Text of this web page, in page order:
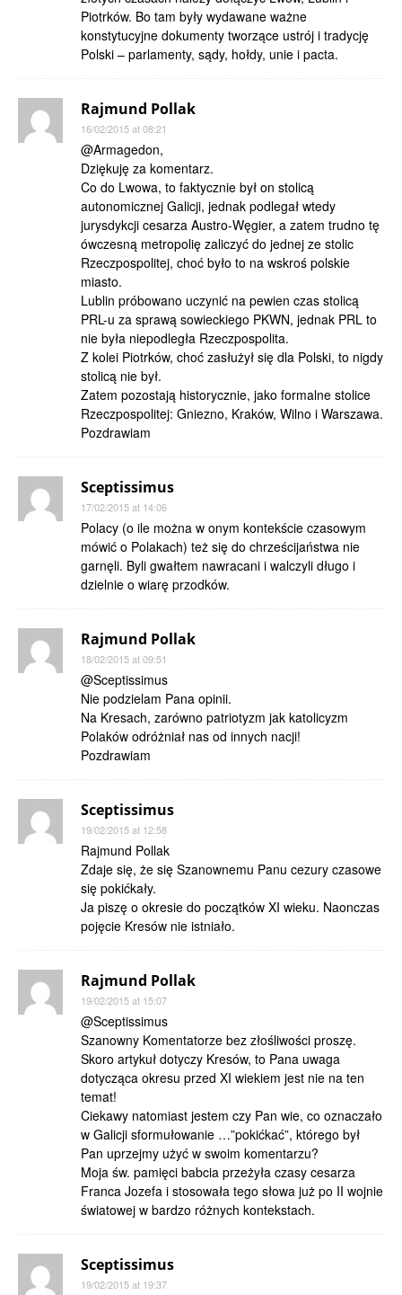
Piotrków. Bo tam były wydawane ważne
konstytucyjne dokumenty tworzące ustrój i tradycję
Polski – parlamenty, sądy, hołdy, unie i pacta.
Rajmund Pollak
16/02/2015 at 08:21
@Armagedon,
Dziękuję za komentarz.
Co do Lwowa, to faktycznie był on stolicą
autonomicznej Galicji, jednak podlegał wtedy
jurysdykcji cesarza Austro-Węgier, a zatem trudno tę
ówczesną metropolię zaliczyć do jednej ze stolic
Rzeczpospolitej, choć było to na wskroś polskie
miasto.
Lublin próbowano uczynić na pewien czas stolicą
PRL-u za sprawą sowieckiego PKWN, jednak PRL to
nie była niepodległa Rzeczpospolita.
Z kolei Piotrków, choć zasłużył się dla Polski, to nigdy
stolicą nie był.
Zatem pozostają historycznie, jako formalne stolice
Rzeczpospolitej: Gniezno, Kraków, Wilno i Warszawa.
Pozdrawiam
Sceptissimus
17/02/2015 at 14:06
Polacy (o ile można w onym kontekście czasowym
mówić o Polakach) też się do chrześcijaństwa nie
garnęli. Byli gwałtem nawracani i walczyli długo i
dzielnie o wiarę przodków.
Rajmund Pollak
18/02/2015 at 09:51
@Sceptissimus
Nie podzielam Pana opinii.
Na Kresach, zarówno patriotyzm jak katolicyzm
Polaków odróżniał nas od innych nacji!
Pozdrawiam
Sceptissimus
19/02/2015 at 12:58
Rajmund Pollak
Zdaje się, że się Szanownemu Panu cezury czasowe
się pokićkały.
Ja piszę o okresie do początków XI wieku. Naonczas
pojęcie Kresów nie istniało.
Rajmund Pollak
19/02/2015 at 15:07
@Sceptissimus
Szanowny Komentatorze bez złośliwości proszę.
Skoro artykuł dotyczy Kresów, to Pana uwaga
dotycząca okresu przed XI wiekiem jest nie na ten
temat!
Ciekawy natomiast jestem czy Pan wie, co oznaczało
w Galicji sformułowanie …”pokićkać”, którego był
Pan uprzejmy użyć w swoim komentarzu?
Moja św. pamięci babcia przeżyła czasy cesarza
Franca Jozefa i stosowała tego słowa już po II wojnie
światowej w bardzo różnych kontekstach.
Sceptissimus
19/02/2015 at 19:37